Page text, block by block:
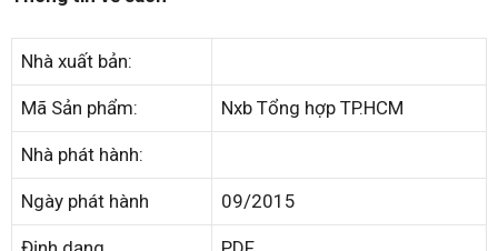
Nhà xuất bản:
Mã Sản phẩm: Nxb Tổng hợp TP.HCM
Nhà phát hành:
Ngày phát hành 09/2015